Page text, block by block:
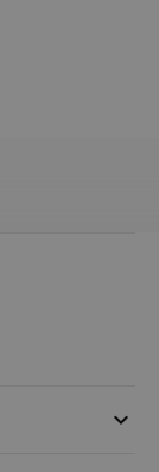
keyboard_arrow_down